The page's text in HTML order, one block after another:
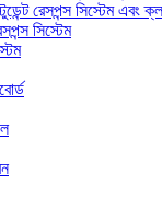
রেসপন্স সিস্টেম এবং
সিস্টেম